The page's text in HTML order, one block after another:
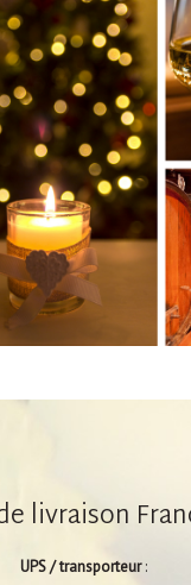
livraison
UPS / transporteur: